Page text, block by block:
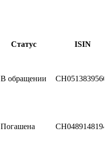
Статус
ISIN
В обращении CH0513839560
Погашена CH0489148194